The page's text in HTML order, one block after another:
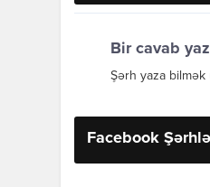
Bir cavab
Şərh yaza bilmək
Facebook